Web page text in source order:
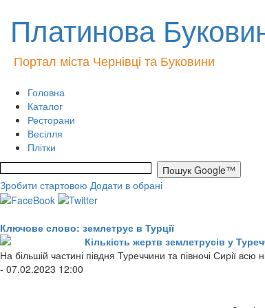
Платинова
Портал міста Чернівці та Буковини
Головна
Каталог
Ресторани
Весілля
Плітки
Зробити стартовою Додати в обрані
Ключове слово: землетрус в Турції
Кількість жертв землетрусів у
На більшій частині півдня Туреччини та півночі Сирії всю
- 07.02.2023 12:00